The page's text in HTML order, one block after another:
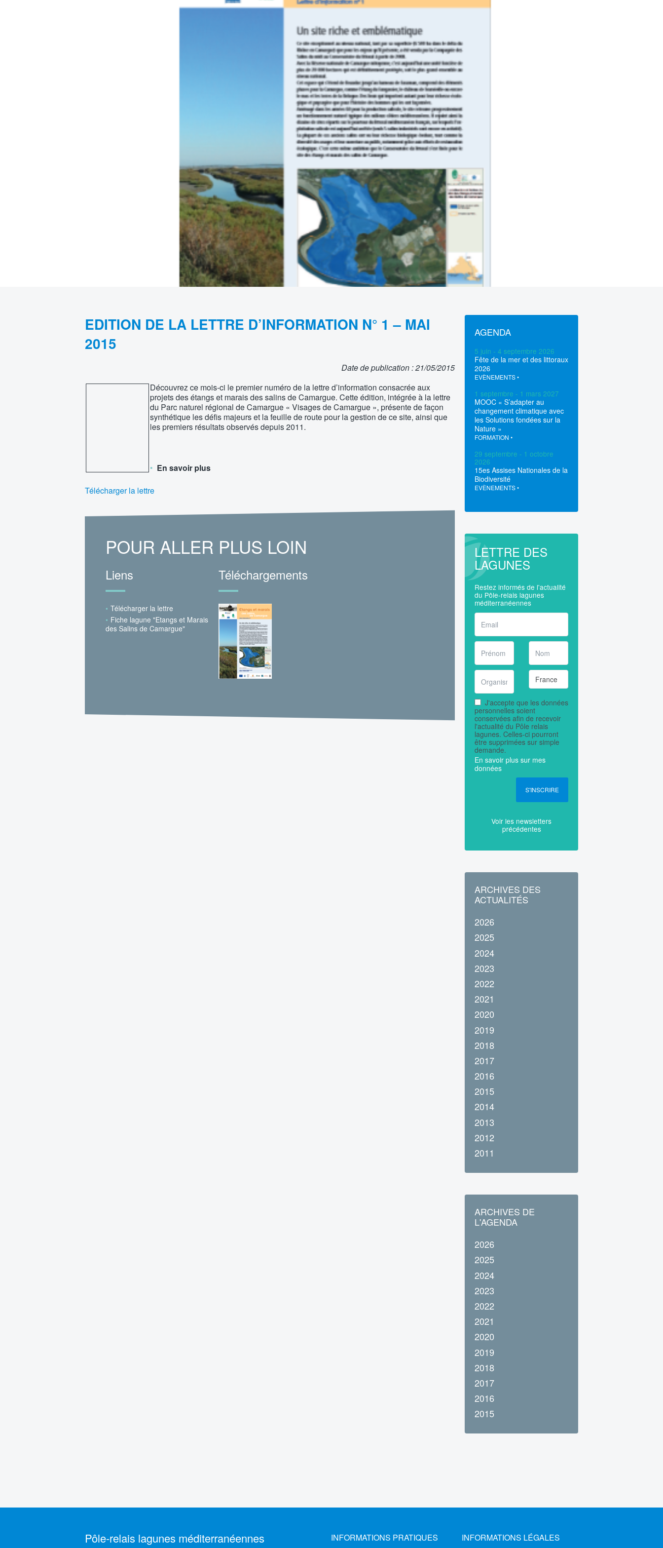
EDITION DE LA LETTRE D’INFORMATION N° 1 – MAI
2015
Date de publication : 21/05/2015
Découvrez ce mois-ci le premier numéro de la lettre d’information consacrée aux
projets des étangs et marais des salins de Camargue. Cette édition, intégrée à la lettre
du Parc naturel régional de Camargue « Visages de Camargue », présente de façon
synthétique les défis majeurs et la feuille de route pour la gestion de ce site, ainsi que
les premiers résultats observés depuis 2011.
En savoir plus
Télécharger la lettre
POUR ALLER PLUS LOIN
Liens
Télécharger la lettre
Fiche lagune "Etangs et Marais
des Salins de Camargue"
Téléchargements
AGENDA
5 juin - 4 septembre 2026
Fête de la mer et des littoraux
2026
EVÈNEMENTS•
1 septembre - 1 mars 2027
MOOC « S’adapter au
changement climatique avec
les Solutions fondées sur la
Nature »
FORMATION •
29 septembre - 1 octobre
2026
15es Assises Nationales de la
Biodiversité
EVÈNEMENTS•
LETTRE DES
LAGUNES
Restez informés de l'actualité
du Pôle-relais lagunes
méditerranéennes
J'accepte que les données
personnelles soient
conservées afin de recevoir
l'actualité du Pôle relais
lagunes. Celles-ci pourront
être supprimées sur simple
demande.
En savoir plus sur mes
données
S'INSCRIRE
Voir les newsletters
précédentes
ARCHIVES DES
ACTUALITÉS
2026
2025
2024
2023
2022
2021
2020
2019
2018
2017
2016
2015
2014
2013
2012
2011
ARCHIVES DE
L'AGENDA
2026
2025
2024
2023
2022
2021
2020
2019
2018
2017
2016
2015
Pôle-relais lagunes méditerranéennes INFORMATIONS PRATIQUES INFORMATIONS LÉGALES